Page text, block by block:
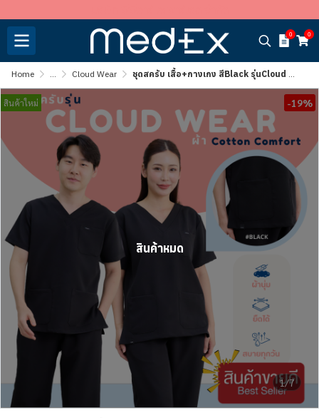
0 0
Home ... Cloud Wear ชุดสครับ เสื้อ+กางเกง สีBlack รุ่นCloud Wear
1/7
สินค้าใหม่ -19%
สินค้าหมด